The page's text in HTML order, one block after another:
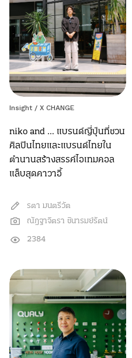
Insight / X CHANGE
niko and … แบรนด์ญี่ปุ่นที่ชวน
ศิลปินไทยและแบรนด์ไทยใน
ตำนานสร้างสรรค์ไอเทมคอล
แล็บสุดคาวาอี้
รตา มนตรีวัต
ณัฎฐาจิตรา ชินารมย์รัตน์
2384